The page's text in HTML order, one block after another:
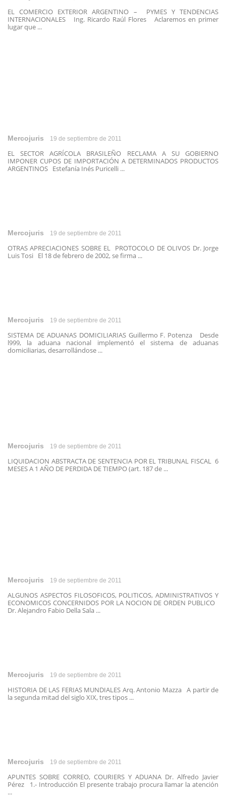
EL COMERCIO EXTERIOR ARGENTINO – PYMES Y TENDENCIAS
INTERNACIONALES Ing. Ricardo Raúl Flores Aclaremos en primer
lugar que ...
Mercojuris 19 de septiembre de 2011
EL SECTOR AGRÍCOLA BRASILEÑO RECLAMA A SU GOBIERNO
IMPONER CUPOS DE IMPORTACIÓN A DETERMINADOS PRODUCTOS
ARGENTINOS Estefanía Inés Puricelli ...
Mercojuris 19 de septiembre de 2011
OTRAS APRECIACIONES SOBRE EL PROTOCOLO DE OLIVOS Dr. Jorge
Luis Tosi El 18 de febrero de 2002, se firma ...
Mercojuris 19 de septiembre de 2011
SISTEMA DE ADUANAS DOMICILIARIAS Guillermo F. Potenza Desde
l999, la aduana nacional implementó el sistema de aduanas
domiciliarias, desarrollándose ...
Mercojuris 19 de septiembre de 2011
LIQUIDACION ABSTRACTA DE SENTENCIA POR EL TRIBUNAL FISCAL 6
MESES A 1 AÑO DE PERDIDA DE TIEMPO (art. 187 de ...
Mercojuris 19 de septiembre de 2011
ALGUNOS ASPECTOS FILOSOFICOS, POLITICOS, ADMINISTRATIVOS Y
ECONOMICOS CONCERNIDOS POR LA NOCION DE ORDEN PUBLICO
Dr. Alejandro Fabio Della Sala ...
Mercojuris 19 de septiembre de 2011
HISTORIA DE LAS FERIAS MUNDIALES Arq. Antonio Mazza A partir de
la segunda mitad del siglo XIX, tres tipos ...
Mercojuris 19 de septiembre de 2011
APUNTES SOBRE CORREO, COURIERS Y ADUANA Dr. Alfredo Javier
Pérez 1.- Introducción El presente trabajo procura llamar la atención
...